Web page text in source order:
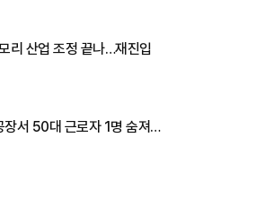
리 산업 조정 끝나…재진입
장서 50대 근로자 1명 숨져…